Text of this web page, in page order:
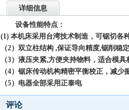
详细信息
设备性能特点：
(1) 本机床采用台湾技术制造，可锯切各
（2）双立柱结构 ,保证导向精度,锯削稳
（3）液压夹紧,方便夹持物料，适合模具
（4）锯床传动机构精密平衡校正，减少
（5）电器全部采用正泰电
评论